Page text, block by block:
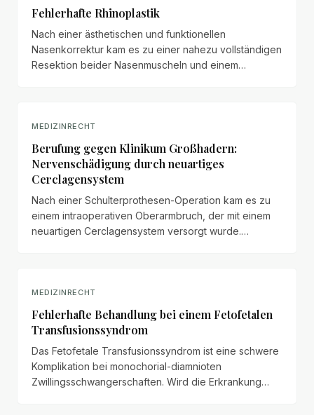
Fehlerhafte Rhinoplastik
Nach einer ästhetischen und funktionellen
Nasenkorrektur kam es zu einer nahezu vollständigen
Resektion beider Nasenmuscheln und einem
MEDIZINRECHT
Berufung gegen Klinikum Großhadern:
Nervenschädigung durch neuartiges
Cerclagensystem
Nach einer Schulterprothesen-Operation kam es zu
einem intraoperativen Oberarmbruch, der mit einem
neuartigen Cerclagensystem versorgt wurde.
unserer Sicht liegen ein Behandlungsfehler und ein
Aufklärungsfehler vor.
MEDIZINRECHT
Fehlerhafte Behandlung bei einem Fetofetalen
Transfusionssyndrom
Das Fetofetale Transfusionssyndrom ist eine schwere
Komplikation bei monochorial-diamnioten
Zwillingsschwangerschaften. Wird die Erkrankung